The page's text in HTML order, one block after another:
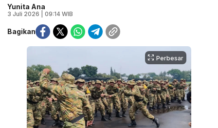
Yunita Ana
3 Juli 2026 | 09:14 WIB
Bagikan
Perbesar